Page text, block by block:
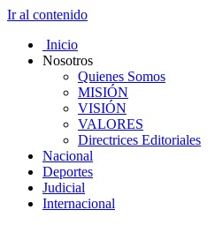
Ir al contenido
Inicio
Nosotros
Quienes Somos
MISIÓN
VISIÓN
VALORES
Directrices Editoriales
Nacional
Deportes
Judicial
Internacional